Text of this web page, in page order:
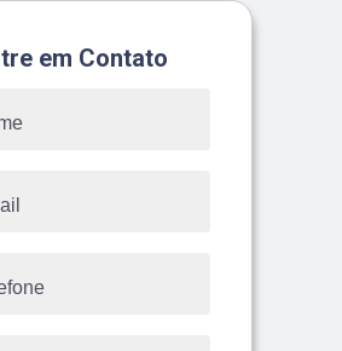
em Contato